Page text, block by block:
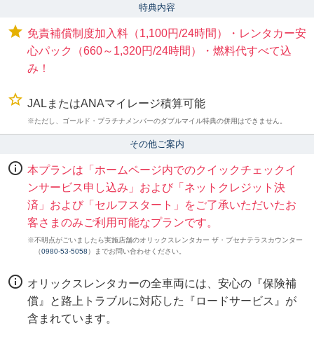
特典内容
免責補償制度加入料（1,100円/24時間）・レンタカー安
心パック（660～1,320円/24時間）・燃料代すべて込
み！
JALまたはANAマイレージ積算可能
※ただし、ゴールド・プラチナメンバーのダブルマイル特典の併用はできません。
その他ご案内
本プランは「ホームページ内でのクイックチェックイ
ンサービス申し込み」および「ネットクレジット決
済」および「セルフスタート」をご了承いただいたお
客さまのみご利用可能なプランです。
※不明点がごいましたら実施店舗のオリックスレンタカー ザ・ブセナテラスカウンター
（0980-53-5058）までお問い合わせください。
オリックスレンタカーの全車両には、安心の『保険補
償』と路上トラブルに対応した『ロードサービス』が
含まれています。